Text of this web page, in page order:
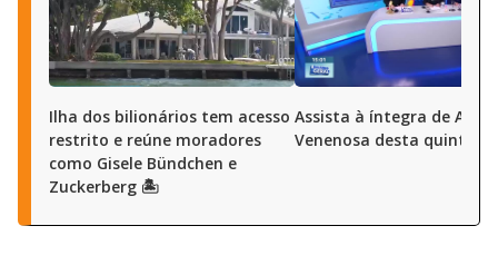
Ilha dos bilionários tem acesso
restrito e reúne moradores
como Gisele Bündchen e
Zuckerberg 🏝️
Assista à íntegra de A
Venenosa desta quinta (6)